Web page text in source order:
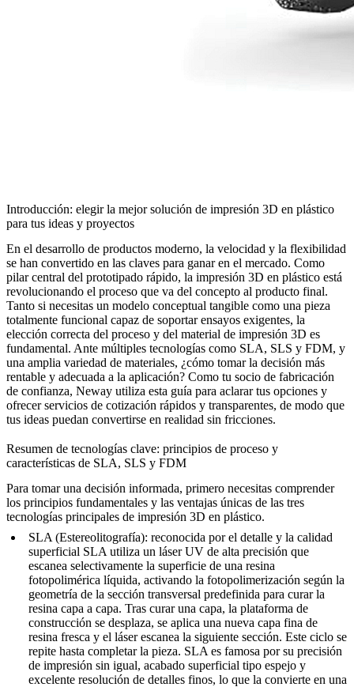
Introducción: elegir la mejor solución de impresión 3D en plástico
para tus ideas y proyectos
En el desarrollo de productos moderno, la velocidad y la flexibilidad
se han convertido en las claves para ganar en el mercado. Como
pilar central del prototipado rápido, la impresión 3D en plástico está
revolucionando el proceso que va del concepto al producto final.
Tanto si necesitas un modelo conceptual tangible como una pieza
totalmente funcional capaz de soportar ensayos exigentes, la
elección correcta del proceso y del material de impresión 3D es
fundamental. Ante múltiples tecnologías como SLA, SLS y FDM, y
una amplia variedad de materiales, ¿cómo tomar la decisión más
rentable y adecuada a la aplicación? Como tu socio de fabricación
de confianza, Neway utiliza esta guía para aclarar tus opciones y
ofrecer servicios de cotización rápidos y transparentes, de modo que
tus ideas puedan convertirse en realidad sin fricciones.
Resumen de tecnologías clave: principios de proceso y
características de SLA, SLS y FDM
Para tomar una decisión informada, primero necesitas comprender
los principios fundamentales y las ventajas únicas de las tres
tecnologías principales de impresión 3D en plástico.
SLA (Estereolitografía): reconocida por el detalle y la calidad
superficial SLA utiliza un láser UV de alta precisión que
escanea selectivamente la superficie de una resina
fotopolimérica líquida, activando la fotopolimerización según la
geometría de la sección transversal predefinida para curar la
resina capa a capa. Tras curar una capa, la plataforma de
construcción se desplaza, se aplica una nueva capa fina de
resina fresca y el láser escanea la siguiente sección. Este ciclo se
repite hasta completar la pieza. SLA es famosa por su precisión
de impresión sin igual, acabado superficial tipo espejo y
excelente resolución de detalles finos, lo que la convierte en una